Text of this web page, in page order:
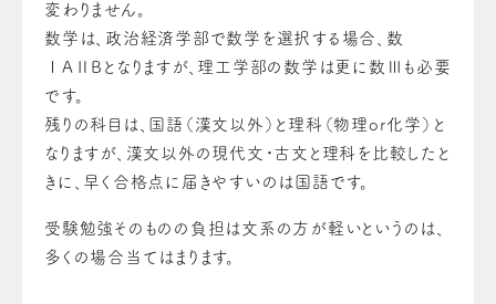
変わりません。
数学は、政治経済学部で数学を選択する場合、数
ⅠAⅡBとなりますが、理工学部の数学は更に数Ⅲも必要
です。
残りの科目は、国語（漢文以外）と理科（物理or化学）と
なりますが、漢文以外の現代文・古文と理科を比較したと
きに、早く合格点に届きやすいのは国語です。
受験勉強そのものの負担は文系の方が軽いというのは、
多くの場合当てはまります。